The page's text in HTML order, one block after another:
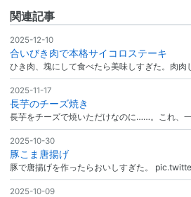
関連記事
2025-12-10
合いびき肉で本格サイコロステーキ
ひき肉、塊にして食べたら美味しすぎた。肉
2025-11-17
長芋のチーズ焼き
長芋をチーズで焼いただけなのに……。これ、
2025-10-30
豚こま唐揚げ
豚で唐揚げを作ったらおいしすぎた。
2025-10-09